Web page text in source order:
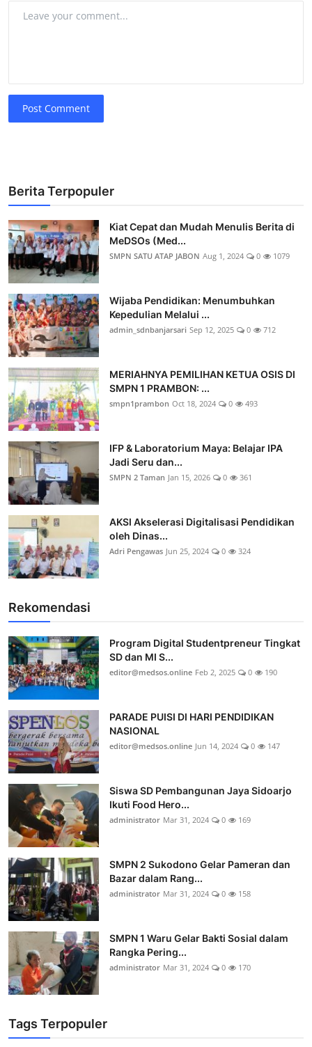
Post Comment
Berita Terpopuler
Kiat Cepat dan Mudah Menulis Berita di
MeDSOs (Med...
SMPN SATU ATAP JABON Aug 1, 2024 0 1079
Wijaba Pendidikan: Menumbuhkan
Kepedulian Melalui ...
admin_sdnbanjarsari Sep 12, 2025 0 712
MERIAHNYA PEMILIHAN KETUA OSIS DI
SMPN 1 PRAMBON: ...
smpn1prambon Oct 18, 2024 0 493
IFP & Laboratorium Maya: Belajar IPA
Jadi Seru dan...
SMPN 2 Taman Jan 15, 2026 0 361
AKSI Akselerasi Digitalisasi Pendidikan
oleh Dinas...
Adri Pengawas Jun 25, 2024 0 324
Rekomendasi
Program Digital Studentpreneur Tingkat
SD dan MI S...
editor@medsos.online Feb 2, 2025 0 190
PARADE PUISI DI HARI PENDIDIKAN
NASIONAL
editor@medsos.online Jun 14, 2024 0 147
Siswa SD Pembangunan Jaya Sidoarjo
Ikuti Food Hero...
administrator Mar 31, 2024 0 169
SMPN 2 Sukodono Gelar Pameran dan
Bazar dalam Rang...
administrator Mar 31, 2024 0 158
SMPN 1 Waru Gelar Bakti Sosial dalam
Rangka Pering...
administrator Mar 31, 2024 0 170
Tags Terpopuler